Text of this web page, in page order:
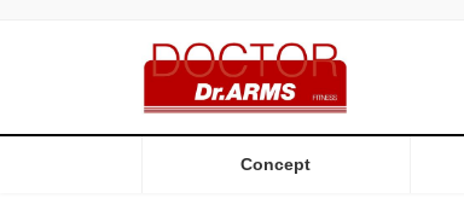
へ
ョ
Concept